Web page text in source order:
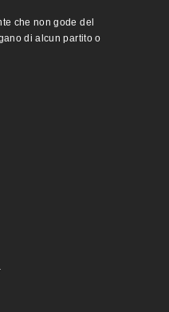
che non gode del
di alcun partito o